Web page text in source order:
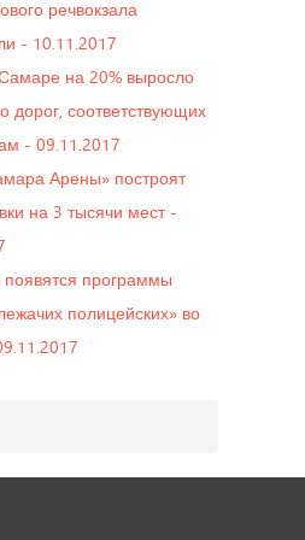
речвокзала
- 10.11.2017
на 20% выросло
дорог, соответствующих
- 09.11.2017
Арены» построят
на 3 тысячи мест -
появятся программы
полицейских» во